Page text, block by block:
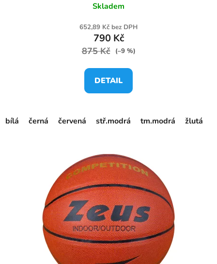
Skladem
652,89 Kč bez DPH
790 Kč
875 Kč (–9 %)
DETAIL
bílá černá červená stř.modrá tm.modrá žlutá